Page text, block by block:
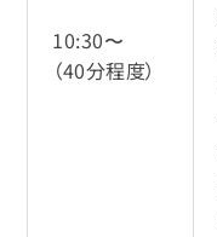
10:30〜
（40分程度）